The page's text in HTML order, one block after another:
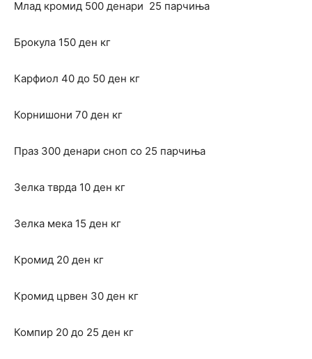
Млад кромид 500 денари 25 парчиња
Брокула 150 ден кг
Карфиол 40 до 50 ден кг
Корнишони 70 ден кг
Праз 300 денари сноп со 25 парчиња
Зелка тврда 10 ден кг
Зелка мека 15 ден кг
Кромид 20 ден кг
Кромид црвен 30 ден кг
Компир 20 до 25 ден кг